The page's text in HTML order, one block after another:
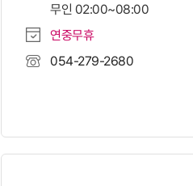
무인 02:00~08:00
연중무휴
054-279-2680